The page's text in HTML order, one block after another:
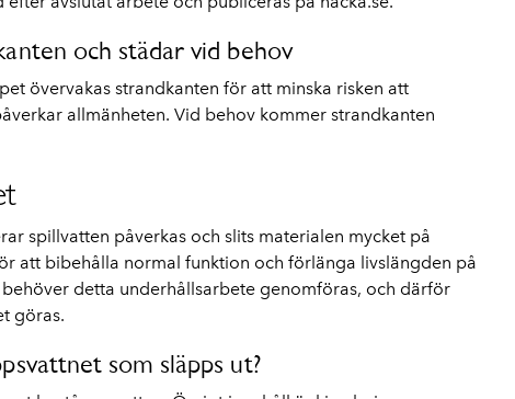
och städar vid behov
övervakas strandkanten för att minska risken att
allmänheten. Vid behov kommer strandkanten
spillvatten påverkas och slits materialen mycket på
att bibehålla normal funktion och förlänga livslängden på
detta underhållsarbete genomföras, och därför
göras.
som släpps ut?